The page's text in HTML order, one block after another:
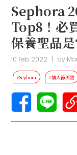
Sephora
Top8！必
保養聖品
10 Feb 2022 | by
#Sephora #情人節美妝